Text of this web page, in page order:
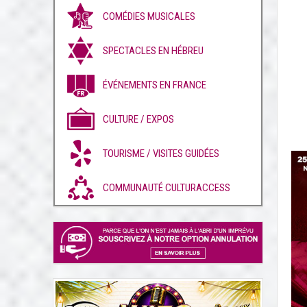
COMÉDIES MUSICALES
SPECTACLES EN HÉBREU
ÉVÉNEMENTS EN FRANCE
CULTURE / EXPOS
TOURISME / VISITES GUIDÉES
COMMUNAUTÉ CULTURACCESS